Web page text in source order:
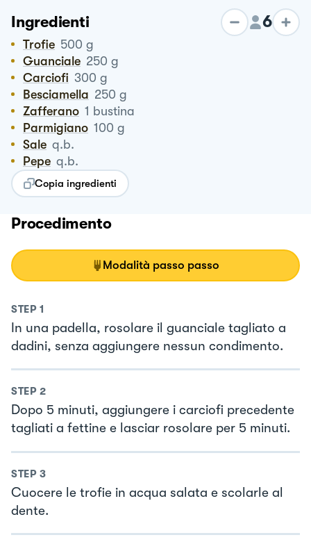
Ingredienti 6
Trofie 500 g
Guanciale 250 g
Carciofi 300 g
Besciamella 250 g
Zafferano 1 bustina
Parmigiano 100 g
Sale q.b.
Pepe q.b.
Copia ingredienti
Procedimento
Modalità passo passo
STEP 1
In una padella, rosolare il guanciale tagliato a
dadini, senza aggiungere nessun condimento.
STEP 2
Dopo 5 minuti, aggiungere i carciofi precedente
tagliati a fettine e lasciar rosolare per 5 minuti.
STEP 3
Cuocere le trofie in acqua salata e scolarle al
dente.